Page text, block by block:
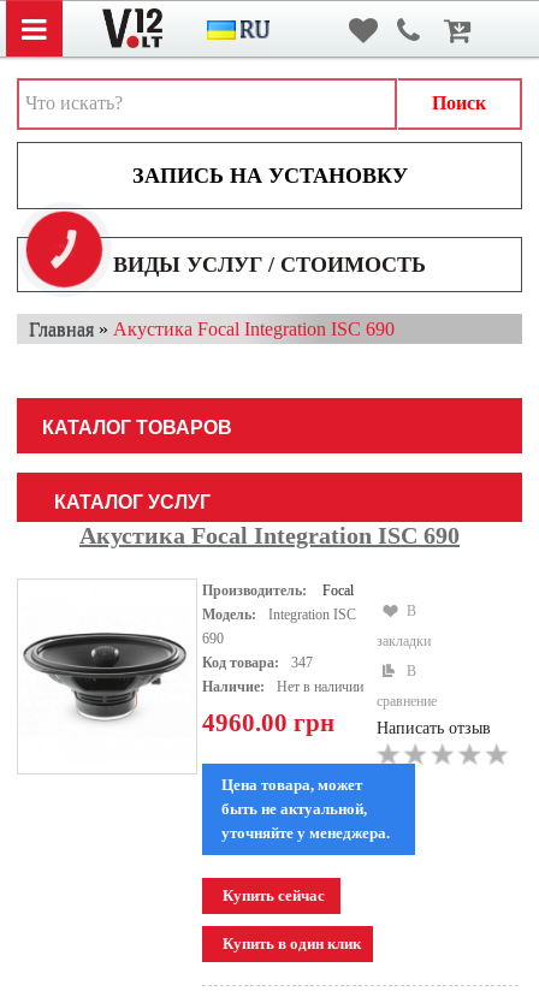
Поиск
ВИДЫ УСЛУГ / СТОИМОСТЬ
Вход/Регистрация
АВТОЗВУК
АКСЕССУАРЫ И ДОПОЛНИТЕЛЬНОЕ ОБОРУДОВАНИЕ
ВИДЕОРЕГИСТРАТОРЫ
МУЛЬТИМЕДИА
НАВИГАТОРЫ
ПАРКОВОЧНЫЕ СИСТЕМЫ
ТОНИРОВАНИЕ / БРОНИРОВАНИЕ
Главная » Акустика Focal Integration ISC 690
КАТАЛОГ ТОВАРОВ
КАТАЛОГ УСЛУГ
Акустика Focal Integration ISC 690
Производитель:
Focal
Модель:
Integration ISC
690
Код товара:
347
Наличие:
Нет в наличии
4960.00 грн
Цена товара, может
быть не актуальной,
уточняйте у менеджера.
В
закладки
В
сравнение
Написать отзыв
КНОПКА
ЗВ'ЯЗКУ